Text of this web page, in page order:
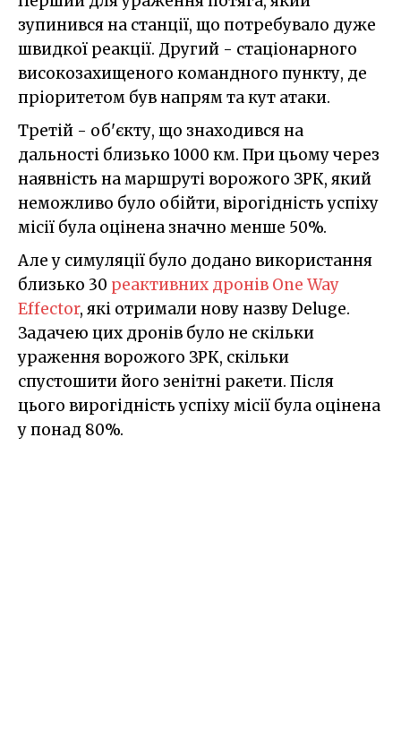
зупинився на станції, що потребувало дуже
швидкої реакції. Другий - стаціонарного
високозахищеного командного пункту, де
пріоритетом був напрям та кут атаки.
Третій - об'єкту, що знаходився на
дальності близько 1000 км. При цьому через
наявність на маршруті ворожого ЗРК, який
неможливо було обійти, вірогідність успіху
місії була оцінена значно менше 50%.
Але у симуляції було додано використання
близько 30 реактивних дронів One Way
Effector, які отримали нову назву Deluge.
Задачею цих дронів було не скільки
ураження ворожого ЗРК, скільки
спустошити його зенітні ракети. Після
цього вирогідність успіху місії була оцінена
у понад 80%.